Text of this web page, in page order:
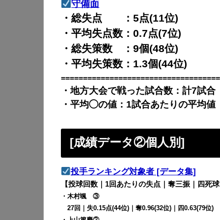
守備面
・総失点 ：5点(11位)
・平均失点数：0.7点(7位)
・総失策数 ：9個(48位)
・平均失策数：1.3個(44位)
・地方大会で戦った試合数：計7試合
・平均◯の値：1試合あたりの平均値
[成績データ②個人別]
投手ランキング対象者 [データ集]
【投球回数｜1回あたりの失点｜奪三振｜四死
・木村颯 ③
27回｜失0.15点(44位)｜奪0.96(32位)｜四0.63(79位)